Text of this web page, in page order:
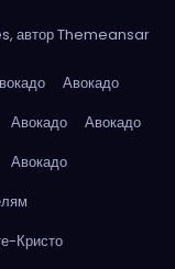
авторThemeansar
Авокадо
Авокадо
Авокадо
Авокадо
Кристо